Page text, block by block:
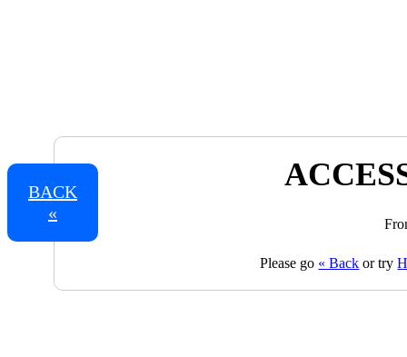
BACK
«
Please go « Back or try